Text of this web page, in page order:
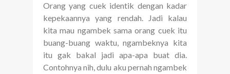
Orang yang cuek identik dengan kadar
kepekaannya yang rendah. Jadi kalau
kita mau ngambek sama orang cuek itu
buang-buang waktu, ngambeknya kita
itu gak bakal jadi apa-apa buat dia.
Contohnya nih, dulu aku pernah ngambek